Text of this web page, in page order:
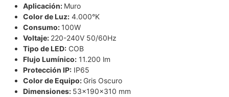
Aplicación: Muro
Color de Luz: 4.000°K
Consumo: 100W
Voltaje: 220-240V 50/60Hz
Tipo de LED: COB
Flujo Lumínico: 11.200 lm
Protección IP: IP65
Color de Equipo: Gris Oscuro
Dimensiones: 53x190x310 mm